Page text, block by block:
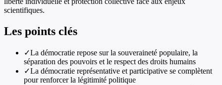
scientifiques.
Les points clés
✓La démocratie repose sur la souveraineté populaire, la
séparation des pouvoirs et le respect des droits humains
✓La démocratie représentative et participative se complètent
pour renforcer la légitimité politique